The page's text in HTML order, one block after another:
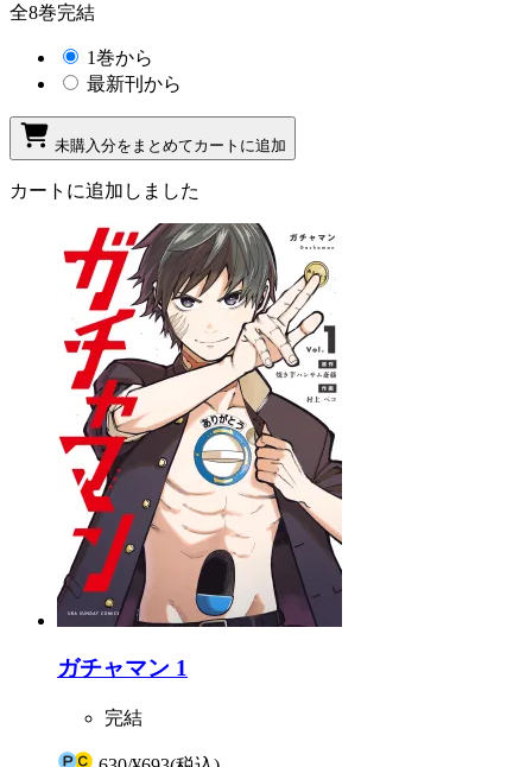
全8巻完結
1巻から
最新刊から
未購入分をまとめてカートに追加
カートに追加しました
ガチャマン 1
完結